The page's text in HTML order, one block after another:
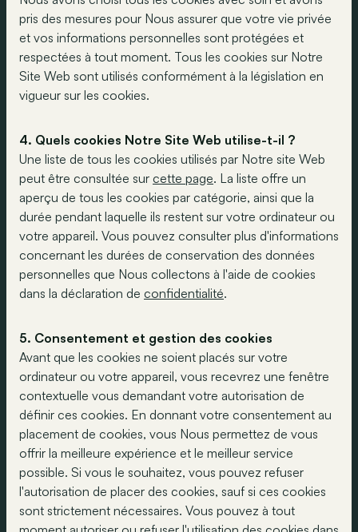
pris des mesures pour Nous assurer que votre vie privée
et vos informations personnelles sont protégées et
respectées à tout moment. Tous les cookies sur Notre
Site Web sont utilisés conformément à la législation en
vigueur sur les cookies.
4. Quels cookies Notre Site Web utilise-t-il ?
Une liste de tous les cookies utilisés par Notre site Web
peut être consultée sur cette page. La liste offre un
aperçu de tous les cookies par catégorie, ainsi que la
durée pendant laquelle ils restent sur votre ordinateur ou
votre appareil. Vous pouvez consulter plus d'informations
concernant les durées de conservation des données
personnelles que Nous collectons à l'aide de cookies
dans la déclaration de confidentialité.
5. Consentement et gestion des cookies
Avant que les cookies ne soient placés sur votre
ordinateur ou votre appareil, vous recevrez une fenêtre
contextuelle vous demandant votre autorisation de
définir ces cookies. En donnant votre consentement au
placement de cookies, vous Nous permettez de vous
offrir la meilleure expérience et le meilleur service
possible. Si vous le souhaitez, vous pouvez refuser
l'autorisation de placer des cookies, sauf si ces cookies
sont strictement nécessaires. Vous pouvez à tout